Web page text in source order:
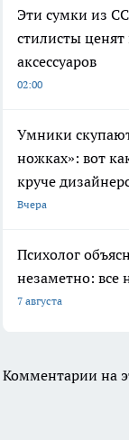
Эти сумки из
стилисты
аксессуаров
02:00
Умники
ножках»: вот
круче
Вчера
Психолог
незаметно: все
7 августа
Комментарии на